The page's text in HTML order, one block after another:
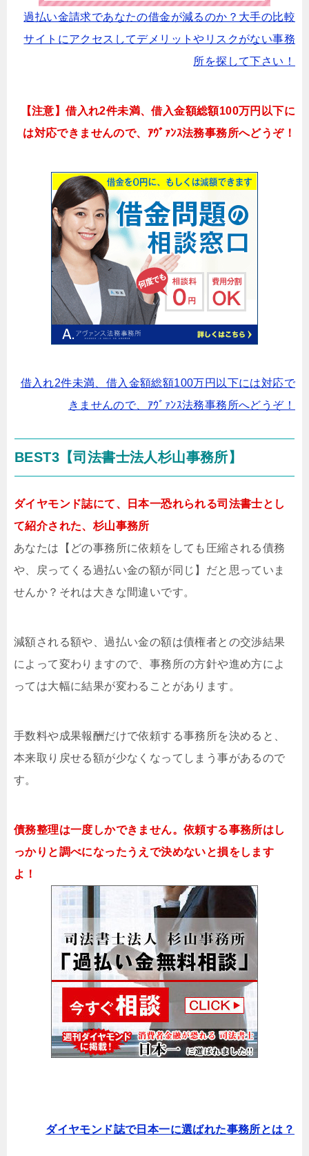
過払い金請求であなたの借金が減るのか？大手の比較
サイトにアクセスしてデメリットやリスクがない事務
所を探して下さい！
【注意】借入れ2件未満、借入金額総額100万円以下に
は対応できませんので、ｱｳﾞｧﾝｽ法務事務所へどうぞ！
借入れ2件未満、借入金額総額100万円以下には対応で
きませんので、ｱｳﾞｧﾝｽ法務事務所へどうぞ！
BEST3【司法書士法人杉山事務所】
ダイヤモンド誌にて、日本一恐れられる司法書士とし
て紹介された、杉山事務所
あなたは【どの事務所に依頼をしても圧縮される債務
や、戻ってくる過払い金の額が同じ】だと思っていま
せんか？それは大きな間違いです。
減額される額や、過払い金の額は債権者との交渉結果
によって変わりますので、事務所の方針や進め方によ
っては大幅に結果が変わることがあります。
手数料や成果報酬だけで依頼する事務所を決めると、
本来取り戻せる額が少なくなってしまう事があるので
す。
債務整理は一度しかできません。依頼する事務所はし
っかりと調べになったうえで決めないと損をします
よ！
ダイヤモンド誌で日本一に選ばれた事務所とは？